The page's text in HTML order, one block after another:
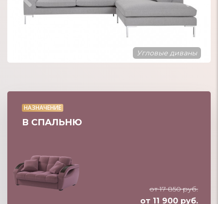
Диваны с подушками
НАЗНАЧЕНИЕ
В СПАЛЬНЮ
от 17 850 руб.
от 11 900 руб.